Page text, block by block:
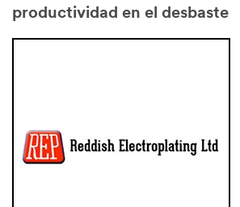
productividad en el desbaste